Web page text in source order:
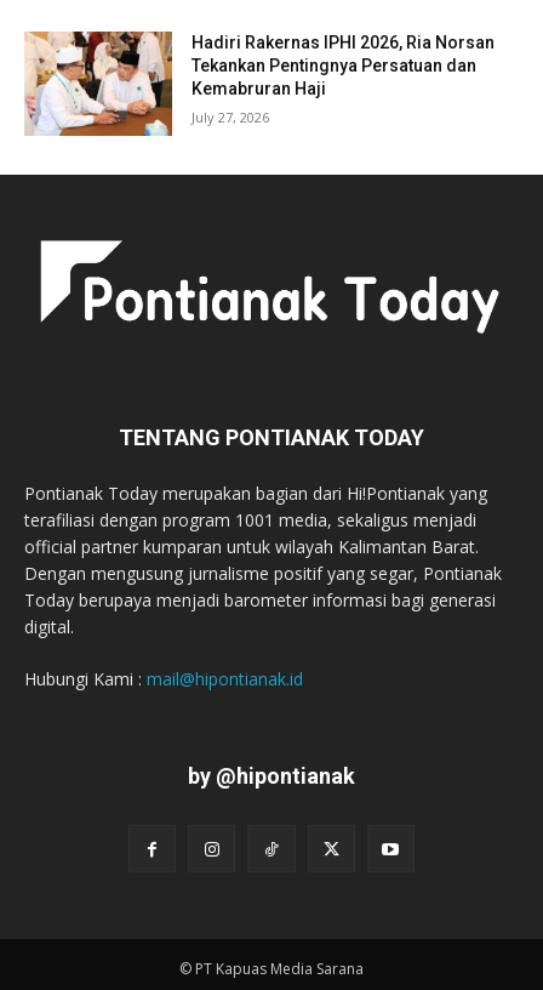
Hadiri Rakernas IPHI 2026, Ria Norsan
Tekankan Pentingnya Persatuan dan
Kemabruran Haji
July 27, 2026
TENTANG PONTIANAK TODAY
Pontianak Today merupakan bagian dari Hi!Pontianak yang
terafiliasi dengan program 1001 media, sekaligus menjadi
official partner kumparan untuk wilayah Kalimantan Barat.
Dengan mengusung jurnalisme positif yang segar, Pontianak
Today berupaya menjadi barometer informasi bagi generasi
digital.
Hubungi Kami : mail@hipontianak.id
by @hipontianak
© PT Kapuas Media Sarana